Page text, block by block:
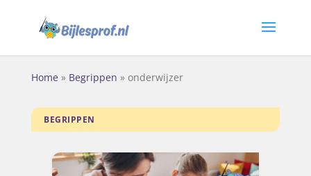
Home » Begrippen » onderwijzer
BEGRIPPEN